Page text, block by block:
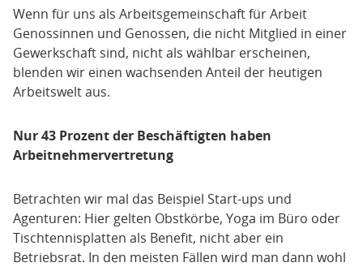
Wenn für uns als Arbeitsgemeinschaft für Arbeit
Genossinnen und Genossen, die nicht Mitglied in einer
Gewerkschaft sind, nicht als wählbar erscheinen,
blenden wir einen wachsenden Anteil der heutigen
Arbeitswelt aus.
Nur 43 Prozent der Beschäftigten haben
Arbeitnehmervertretung
Betrachten wir mal das Beispiel Start-ups und
Agenturen: Hier gelten Obstkörbe, Yoga im Büro oder
Tischtennisplatten als Benefit, nicht aber ein
Betriebsrat. In den meisten Fällen wird man dann wohl